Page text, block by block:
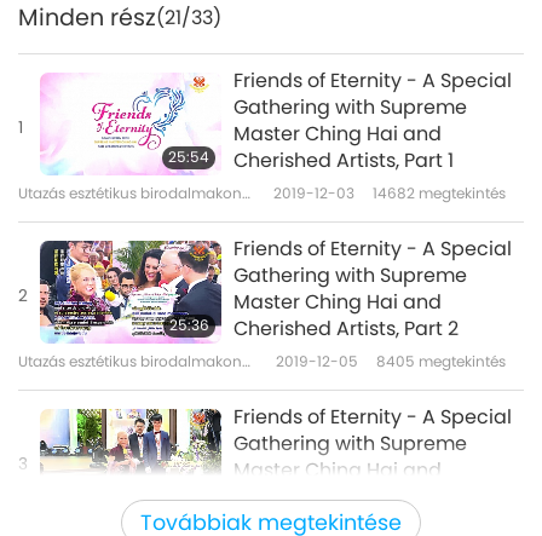
Továbbiak megtekintése
Minden rész(21/33)
1
25:54
Friends of Eternity - A Special
Gathering with Supreme
Master Ching Hai and
Cherished Artists, Part 1
Utazás esztétikus birodalmakon
2019-12-03 14682 megtekintés
2
25:36
Friends of Eternity - A Special
Gathering with Supreme
Master Ching Hai and
Cherished Artists, Part 2
Utazás esztétikus birodalmakon
2019-12-05 8405 megtekintés
3
Friends of Eternity - A Special
Gathering with Supreme
Master Ching Hai and
Cherished Artists, Part 3
Utazás esztétikus birodalmakon át 2019-12-07 7771 megtekintés